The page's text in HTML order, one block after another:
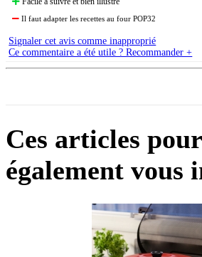
Il faut adapter les recettes au four POP32
Signaler cet avis comme inapproprié
Ce commentaire a été utile ? Recommander +
Ces articles
également vous